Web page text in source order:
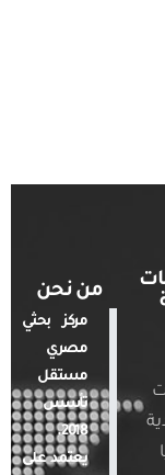
من نحن
مركز بحثي
مصري
مستقل
تأسس
2018.
يعتمد على